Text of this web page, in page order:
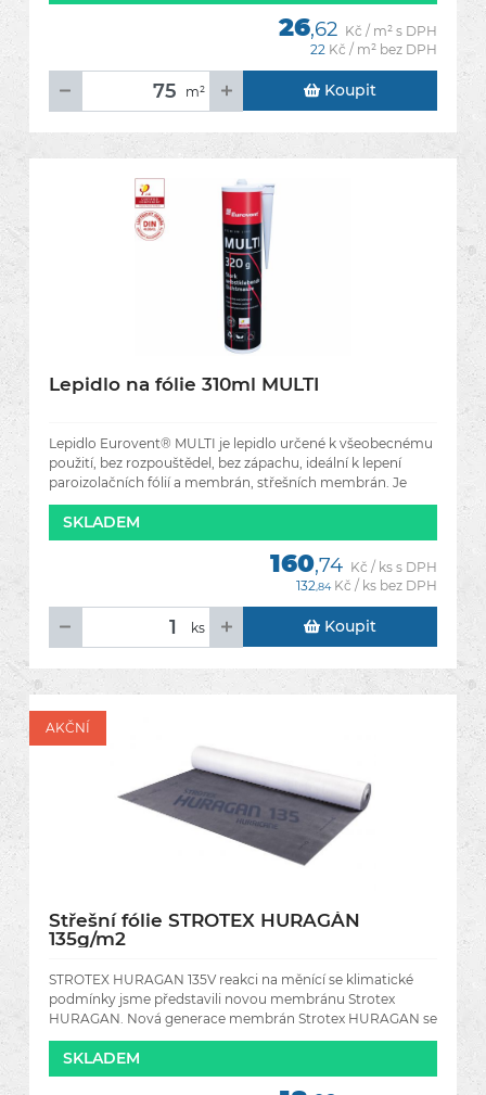
26,62 Kč / m² s DPH
22 Kč / m² bez DPH
m² Koupit
Lepidlo na fólie 310ml MULTI
Lepidlo Eurovent® MULTI je lepidlo určené k všeobecnému
použití, bez rozpouštědel, bez zápachu, ideální k lepení
paroizolačních fólií a membrán, střešních membrán. Je
SKLADEM
160,74 Kč / ks s DPH
132,84 Kč / ks bez DPH
ks Koupit
AKČNÍ
Střešní fólie STROTEX HURAGÁN
135g/m2
STROTEX HURAGAN 135V reakci na měnící se klimatické
podmínky jsme představili novou membránu Strotex
HURAGAN. Nová generace membrán Strotex HURAGAN se
vyznačuje zvýšenou odolností, která
SKLADEM